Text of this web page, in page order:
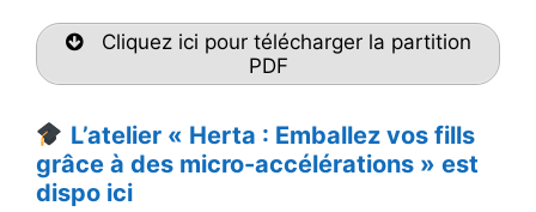
Cliquez ici pour télécharger la partition
PDF
L’atelier « Herta : Emballez vos fills
grâce à des micro-accélérations » est
dispo ici